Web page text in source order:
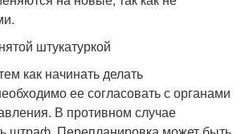
штукатуркой
как начинать делать
ее согласовать с органами
В противном случае